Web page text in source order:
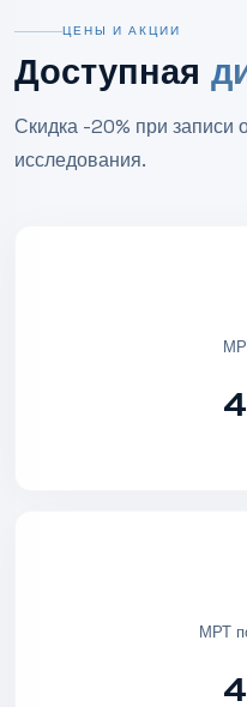
ЦЕНЫ И АКЦИИ
Доступная
Скидка -20% при записи
исследования.
МРТ